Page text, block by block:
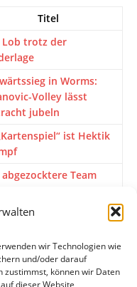
wir Technologien wie
und/oder darauf
zustimmst, können wir Daten
dieser Website
Titel
Lob trotz der
in Worms:
Volley lässt
jubeln
ist Hektik
abgezocktere Team
aus Bayern